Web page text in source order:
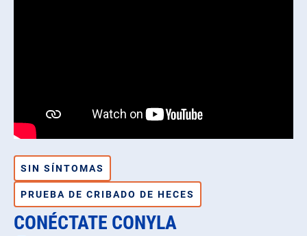
SIN SÍNTOMAS
PRUEBA DE CRIBADO DE HECES
CONÉCTATE CONYLA